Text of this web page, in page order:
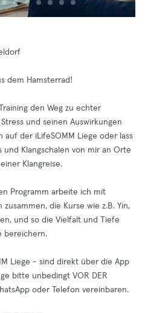
dem Hamsterrad!
den Weg zu echter
und seinen Auswirkungen
auf der iLifeSOMM Liege oder lass
und Klangschalen von mir an Orte
Klangreise.
Programm arbeite ich mit
die Kurse wie z.B. Yin,
und so die Vielfalt und Tiefe
bereichern.
Liege - sind direkt über die App
bitte unbedingt VOR DER
oder Telefon vereinbaren.